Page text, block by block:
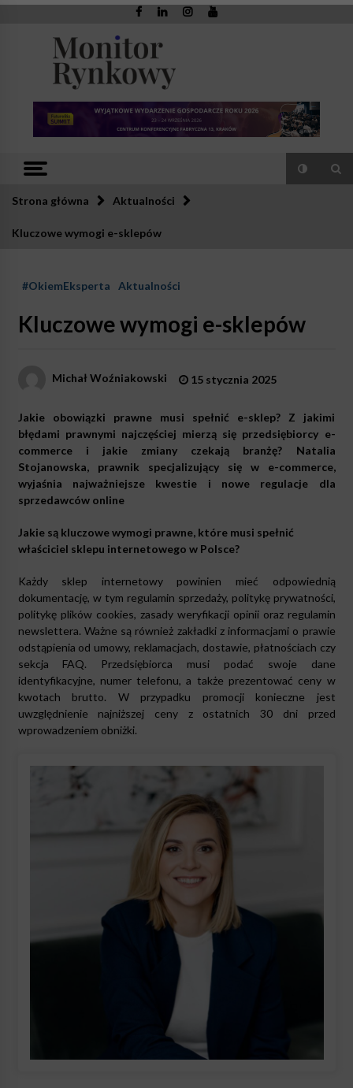
Skip
Monitor
Rynkowy
Strona główna Aktualności
Kluczowe wymogi e-sklepów
#OkiemEksperta Aktualności
Kluczowe wymogi e-sklepów
Michał Woźniakowski 15 stycznia 2025
Jakie obowiązki prawne musi spełnić e-sklep? Z jakimi
błędami prawnymi najczęściej mierzą się przedsiębiorcy e-
commerce i jakie zmiany czekają branżę? Natalia
Stojanowska, prawnik specjalizujący się w e-commerce,
wyjaśnia najważniejsze kwestie i nowe regulacje dla
sprzedawców online
Jakie są kluczowe wymogi prawne, które musi spełnić
właściciel sklepu internetowego w Polsce?
Każdy sklep internetowy powinien mieć odpowiednią
dokumentację, w tym regulamin sprzedaży, politykę prywatności,
politykę plików cookies, zasady weryfikacji opinii oraz regulamin
newslettera. Ważne są również zakładki z informacjami o prawie
odstąpienia od umowy, reklamacjach, dostawie, płatnościach czy
sekcja FAQ. Przedsiębiorca musi podać swoje dane
identyfikacyjne, numer telefonu, a także prezentować ceny w
kwotach brutto. W przypadku promocji konieczne jest
uwzględnienie najniższej ceny z ostatnich 30 dni przed
wprowadzeniem obniżki.